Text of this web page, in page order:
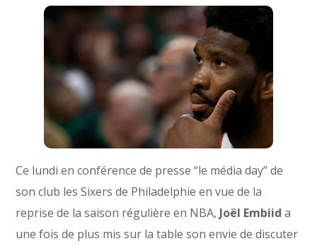
Ce lundi en conférence de presse “le média day” de
son club les Sixers de Philadelphie en vue de la
reprise de la saison régulière en NBA, Joël Embiid a
une fois de plus mis sur la table son envie de discuter